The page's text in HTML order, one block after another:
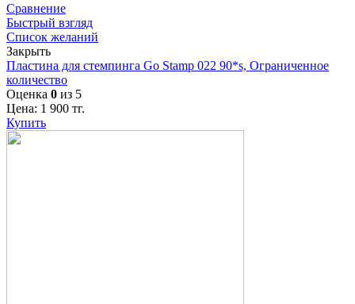
Сравнение
Быстрый взгляд
Список желаний
Закрыть
Пластина для стемпинга Go Stamp 022 90*s, Ограниченное
количество
Оценка 0 из 5
Цена: 1 900 тг.
Купить